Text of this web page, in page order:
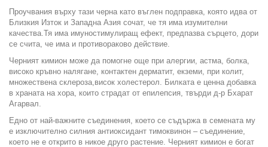
Проучвания върху тази черна като въглен подправка, която идва от
Близкия Изток и Западна Азия сочат, че тя има изумителни
качества.Тя има имуностимулиращ ефект, предпазва сърцето, дори
се счита, че има и противораково действие.
Черният кимион може да помогне още при алергии, астма, болка,
високо кръвно налягане, контактен дерматит, екземи, при колит,
множествена склероза,висок холестерол. Билката е ценна добавка
в храната на хора, които страдат от епилепсия, твърди д-р Бхарат
Агарвал.
Едно от най-важните съединения, което се съдържа в семената му
е изключително силния антиоксидант тимоквинон – съединение,
което не е открито в никое друго растение. Черният кимион е богат